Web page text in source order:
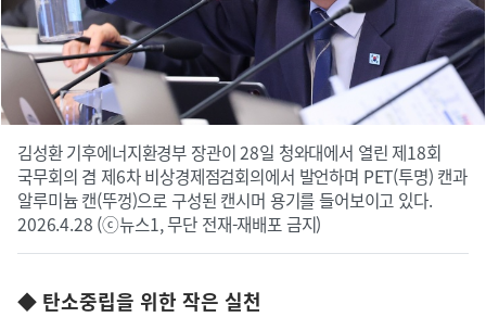
김성환 기후에너지환경부 장관이 28일 청와대에서 열린 제18회
국무회의 겸 제6차 비상경제점검회의에서 발언하며 PET(투명) 캔과
알루미늄 캔(뚜껑)으로 구성된 캔시머 용기를 들어보이고 있다.
2026.4.28 (ⓒ뉴스1, 무단 전재-재배포 금지)
◆ 탄소중립을 위한 작은 실천